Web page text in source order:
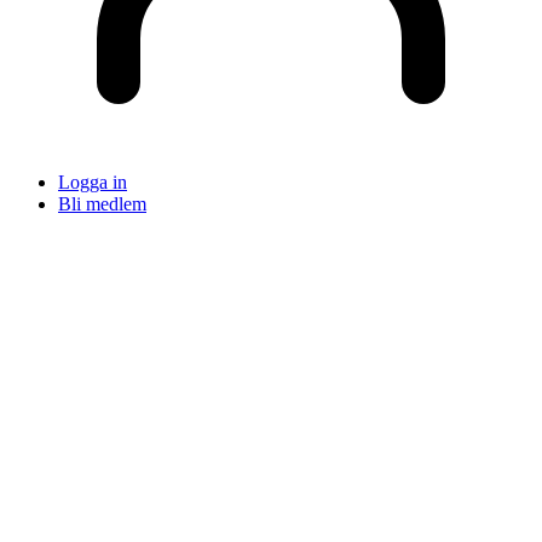
Logga in
Bli medlem